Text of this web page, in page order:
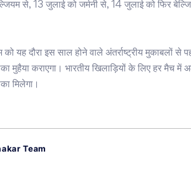
से, 13 जुलाई को जर्मनी से, 14 जुलाई को फिर
को यह दौरा इस साल होने वाले अंतर्राष्ट्रीय मुकाबलों से
मुहैया कराएगा। भारतीय खिलाड़ियों के लिए हर मैच
मिलेगा।
Team